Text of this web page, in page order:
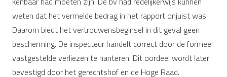
weten dat het vermelde bedrag in het rapport onjuist was.
Daarom biedt het vertrouwensbeginsel in dit geval geen
bescherming. De inspecteur handelt correct door de formeel
vastgestelde verliezen te hanteren. Dit oordeel wordt later
bevestigd door het gerechtshof en de Hoge Raad.